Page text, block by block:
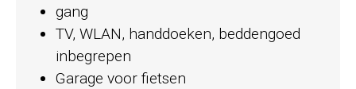
gang
TV, WLAN, handdoeken, beddengoed
inbegrepen
Garage voor fietsen